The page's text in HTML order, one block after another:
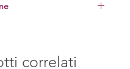
per la vostra
correlati